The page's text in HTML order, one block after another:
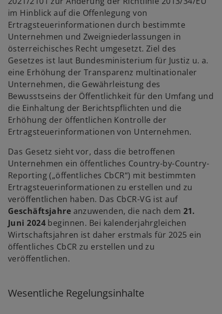
k
a
r
t
e
g
e
ö
f
f
n
e
t
r
k
a
r
t
e
g
e
ö
f
f
n
e
t
im Hinblick auf die Offenlegung von
Ertragsteuerinformationen durch bestimmte
Unternehmen und Zweigniederlassungen in
österreichisches Recht umgesetzt. Ziel des
Gesetzes ist laut Bundesministerium für Justiz u. a.
eine Erhöhung der Transparenz multinationaler
Unternehmen, die Gewährleistung des
Bewusstseins der Öffentlichkeit für den Umfang und
die Einhaltung der Berichtspflichten und die
Erhöhung der öffentlichen Kontrolle der
Ertragsteuerinformationen von Unternehmen.
Das Gesetz sieht vor, dass die betroffenen
Unternehmen ein öffentliches Country-by-Country-
Reporting („öffentliches CbCR“) mit bestimmten
Ertragsteuerinformationen zu erstellen und zu
veröffentlichen haben. Das CbCR-VG ist auf
Geschäftsjahre anzuwenden, die nach dem 21.
Juni 2024 beginnen. Bei kalenderjahrgleichen
Wirtschaftsjahren ist daher erstmals für 2025 ein
öffentliches CbCR zu erstellen und zu
veröffentlichen.
Wesentliche Regelungsinhalte